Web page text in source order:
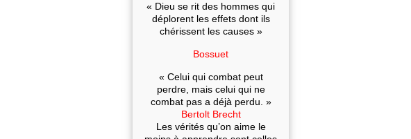
« Dieu se rit des hommes qui
déplorent les effets dont ils
chérissent les causes »
Bossuet
« Celui qui combat peut
perdre, mais celui qui ne
combat pas a déjà perdu. »
Bertolt Brecht
Les vérités qu’on aime le